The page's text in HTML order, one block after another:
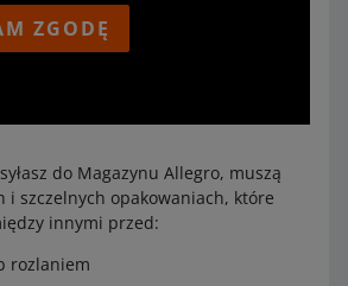
ZGODĘ
do Magazynu Allegro, muszą
i szczelnych opakowaniach, które
innymi przed:
rozlaniem